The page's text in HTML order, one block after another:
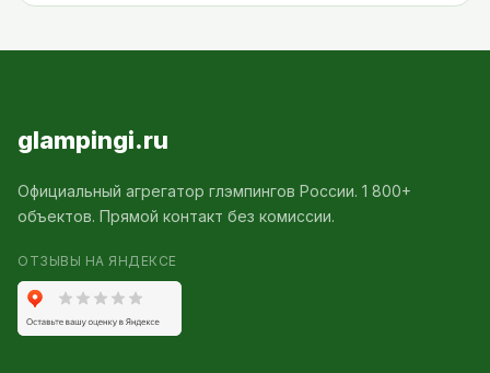
glampingi.ru
Официальный агрегатор глэмпингов России. 1 800+
объектов. Прямой контакт без комиссии.
ОТЗЫВЫ НА ЯНДЕКСЕ